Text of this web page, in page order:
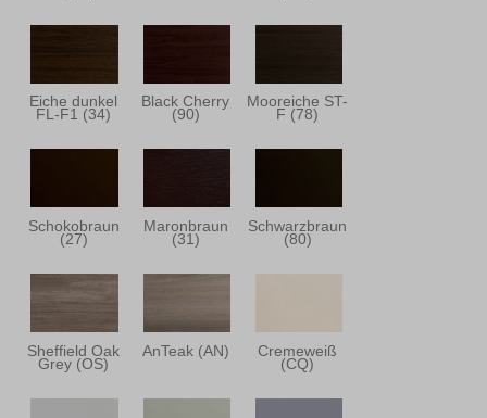
Eiche dunkel
FL-F1 (34)
Black Cherry
(90)
Mooreiche ST-
F (78)
Schokobraun
(27)
Maronbraun
(31)
Schwarzbraun
(80)
Sheffield Oak
Grey (OS)
AnTeak (AN) Cremeweiß
(CQ)